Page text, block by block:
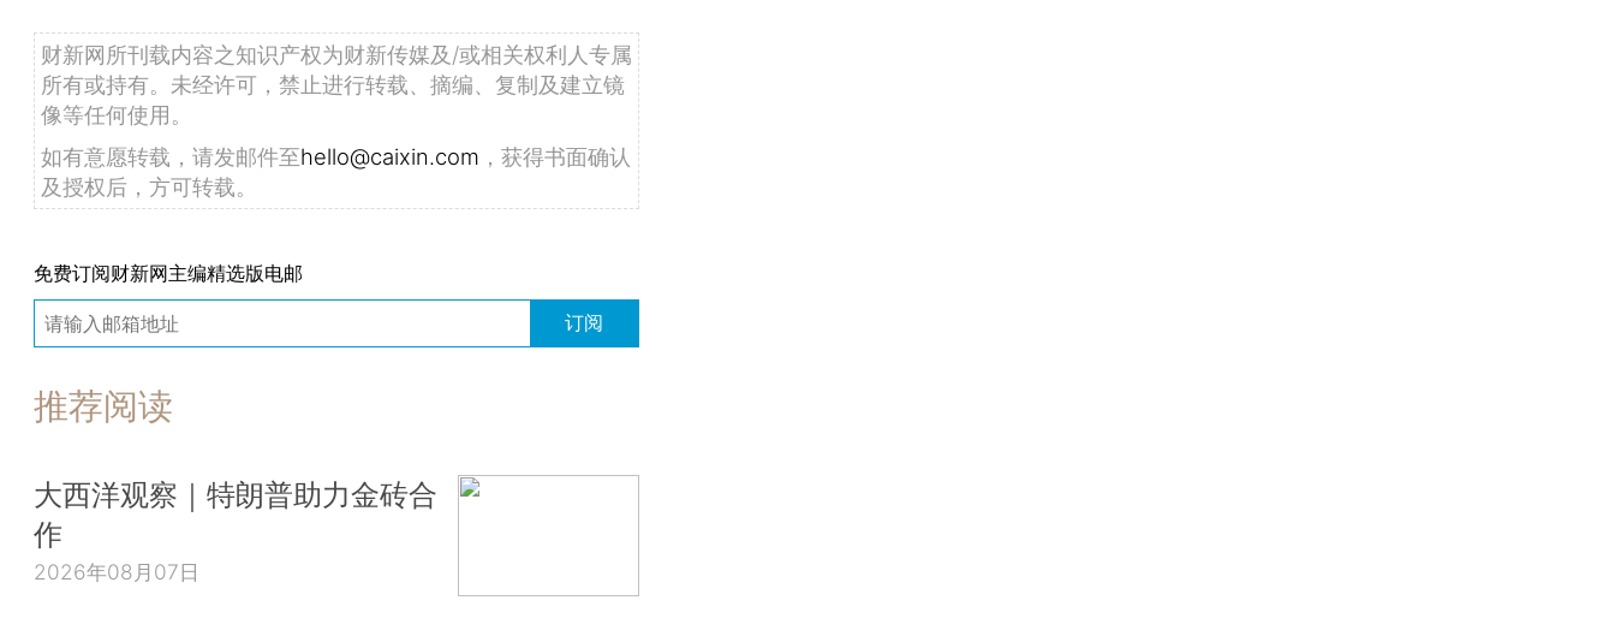
财新网所刊载内容之知识产权为财新传媒及/或相关权利人专属
所有或持有。未经许可，禁止进行转载、摘编、复制及建立镜
像等任何使用。
如有意愿转载，请发邮件至hello@caixin.com ，获得书面确认
及授权后，方可转载。
免费订阅财新网主编精选版电邮
订阅
推荐阅读
大西洋观察｜特朗普助力金砖合
作
2026年08月07日